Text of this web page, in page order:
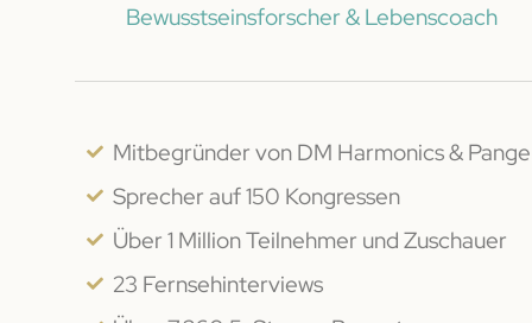
Bewusstseinsforscher & Lebenscoach
Mitbegründer von DM Harmonics &
Sprecher auf 150 Kongressen
Über 1 Million Teilnehmer und Zuschauer
23 Fernseh­interviews